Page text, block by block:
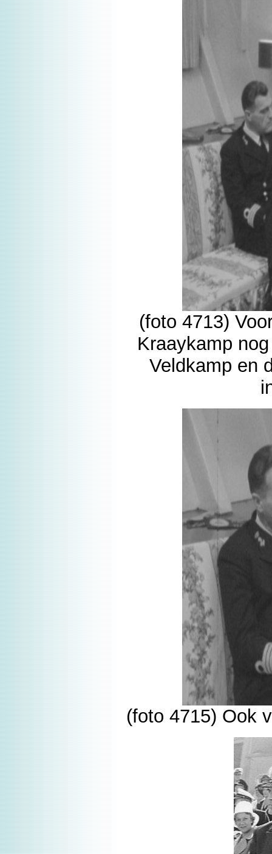
(foto 4713)
Kraaykamp
Veldkamp en
(foto 4715) Ook